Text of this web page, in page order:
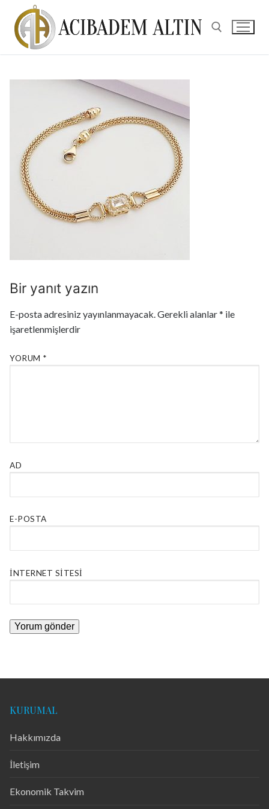
Bir yanıt yazın
E-posta adresiniz yayınlanmayacak. Gerekli alanlar* ile
işaretlenmişlerdir
YORUM *
AD
E-POSTA
İNTERNET SITESI
KURUMAL
Hakkımızda
İletişim
Ekonomik Takvim